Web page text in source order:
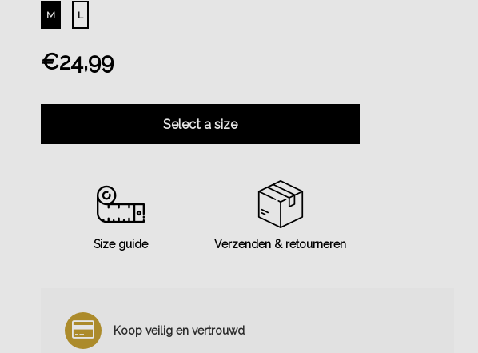
M L
€24,99
Select a size
Size guide Verzenden & retourneren
Koop veilig en vertrouwd